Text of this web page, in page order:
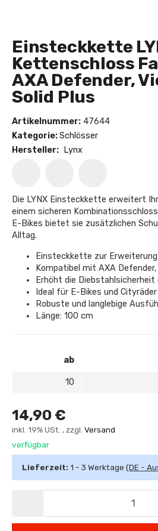
Einsteckkette
Kettenschloss
AXA Defender,
Solid Plus
Artikelnummer: 47644
Kategorie:Schlösser
Hersteller:
Lynx
Die LYNX Einsteckkette erweitert
einem sicheren
E-Bikes bietet sie zusätzlichen
Alltag.
Einsteckkette zur
Kompatibel mit AXA
Erhöht die Diebstahlsicherheit
Ideal für E-Bikes und Cityräder
Robuste und langlebige
Länge: 100 cm
ab
10
14,90 €
inkl. 19% USt. , zzgl. Versand
verfügbar
Lieferzeit: 1 - 3 Werktage (DE -